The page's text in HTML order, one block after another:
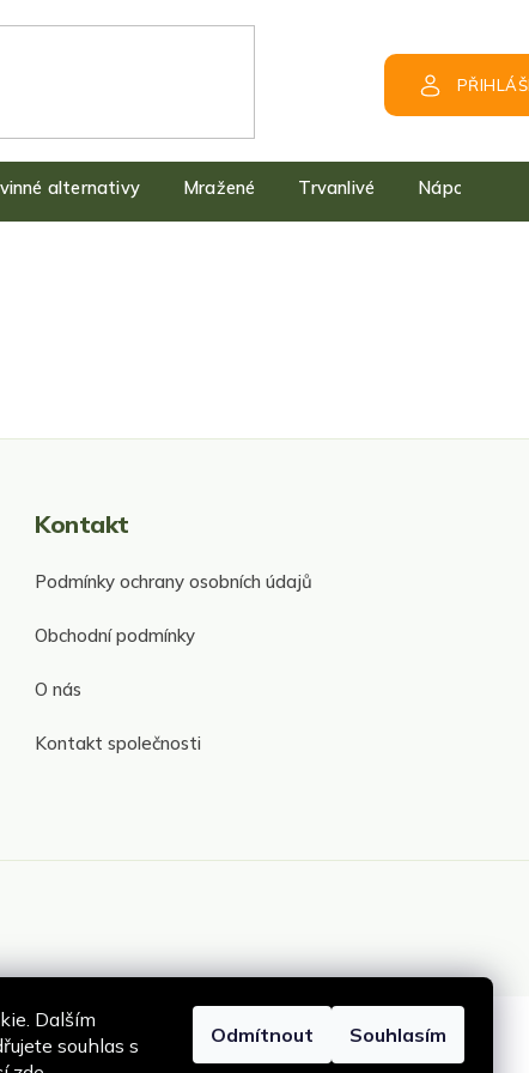
Dalším
souhlas s
Odmítnout Souhlasím
alternativy Mražené Trvanlivé Nápoje
Kontakt
Podmínky ochrany osobních údajů
Obchodní podmínky
O nás
Kontakt společnosti